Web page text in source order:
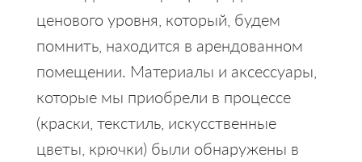
ценового уровня, который, будем
помнить, находится в арендованном
помещении. Материалы и аксессуары,
которые мы приобрели в процессе
(краски, текстиль, искусственные
цветы, крючки) были обнаружены в